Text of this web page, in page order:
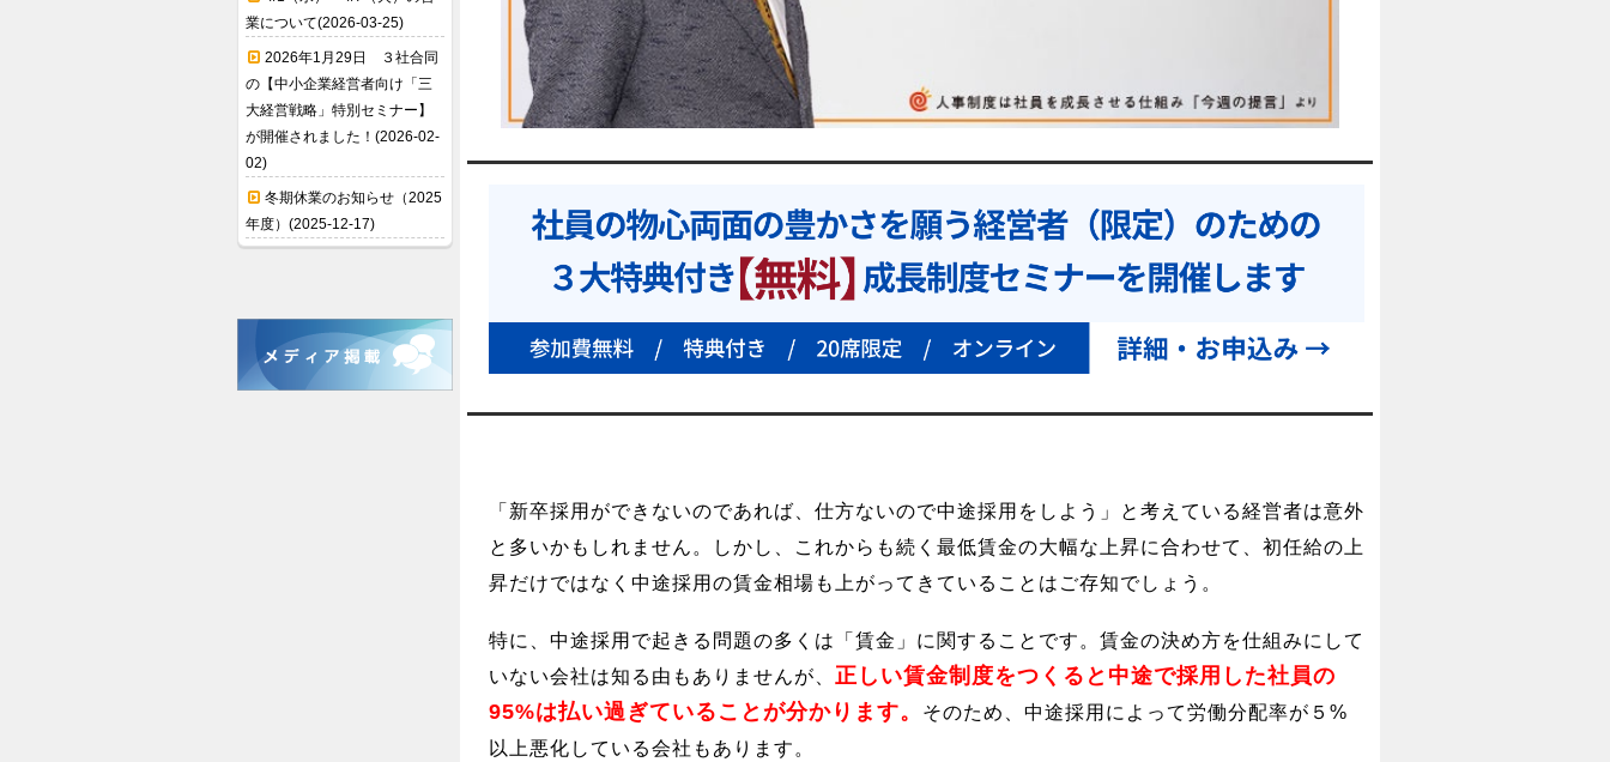
「新卒採用ができないのであれば、仕方ないので中途採用をしよう」と考えている経営者は意外
と多いかもしれません。しかし、これからも続く最低賃金の大幅な上昇に合わせて、初任給の上
昇だけではなく中途採用の賃金相場も上がってきていることはご存知でしょう。
特に、中途採用で起きる問題の多くは「賃金」に関することです。賃金の決め方を仕組みにして
いない会社は知る由もありませんが、 正しい賃金制度をつくると中途で採用した社員の
95%は払い過ぎていることが分かります。
そのため、中途採用によって労働分配率が５%
以上悪化している会社もあります。
業について(2026-03-25)
2026年1月29日 ３社合同
の【中小企業経営者向け「三
大経営戦略」特別セミナー】
が開催されました！(2026-02-
02)
冬期休業のお知らせ（2025
年度）(2025-12-17)